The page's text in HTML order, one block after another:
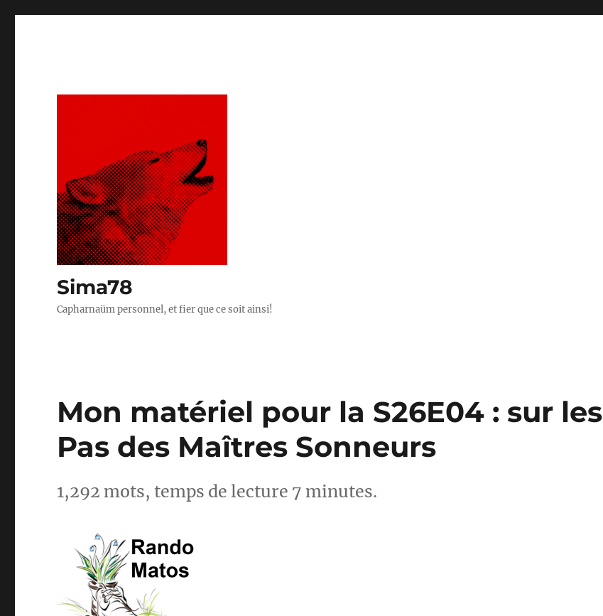
Sima78
Capharnaüm personnel, et fier que ce soit ainsi!
Mon matériel pour la S26E04 : sur les
Pas des Maîtres Sonneurs
1,292 mots, temps de lecture 7 minutes.